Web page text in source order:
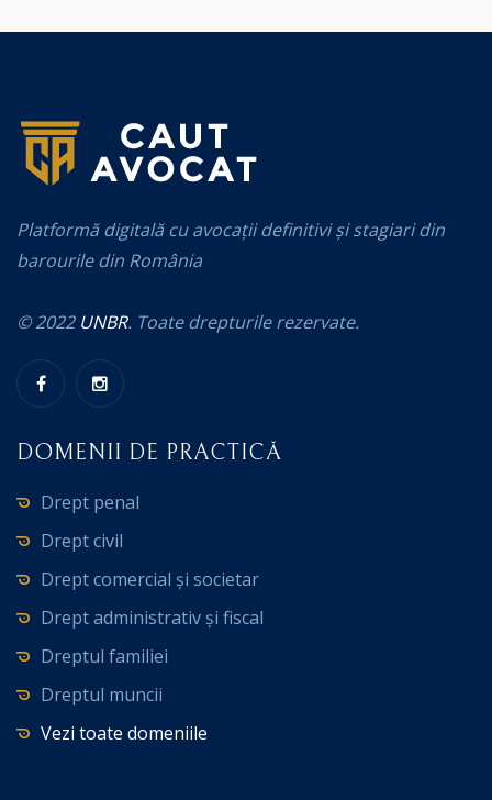
Platformă digitală cu avocații definitivi și stagiari din
barourile din România
© 2022 UNBR. Toate drepturile rezervate.
DOMENII DE PRACTICĂ
Drept penal
Drept civil
Drept comercial și societar
Drept administrativ și fiscal
Dreptul familiei
Dreptul muncii
Vezi toate domeniile